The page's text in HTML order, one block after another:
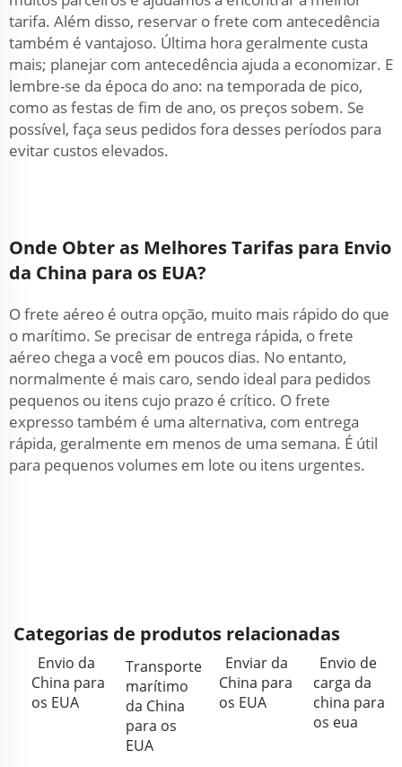
tarifa. Além disso, reservar o frete com antecedência
também é vantajoso. Última hora geralmente custa
mais; planejar com antecedência ajuda a economizar. E
lembre-se da época do ano: na temporada de pico,
como as festas de fim de ano, os preços sobem. Se
possível, faça seus pedidos fora desses períodos para
evitar custos elevados.
Onde Obter as Melhores Tarifas para Envio
da China para os EUA?
O frete aéreo é outra opção, muito mais rápido do que
o marítimo. Se precisar de entrega rápida, o frete
aéreo chega a você em poucos dias. No entanto,
normalmente é mais caro, sendo ideal para pedidos
pequenos ou itens cujo prazo é crítico. O frete
expresso também é uma alternativa, com entrega
rápida, geralmente em menos de uma semana. É útil
para pequenos volumes em lote ou itens urgentes.
Categorias de produtos relacionadas
Envio da
China para
os EUA
Transporte
marítimo
da China
para os
EUA
Enviar da
China para
os EUA
Envio de
carga da
china para
os eua